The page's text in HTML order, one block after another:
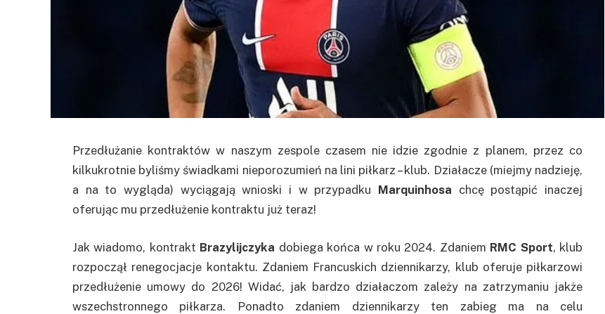
Przedłużanie kontraktów w naszym zespole czasem nie idzie zgodnie z planem, przez co
kilkukrotnie byliśmy świadkami nieporozumień na lini piłkarz – klub. Działacze (miejmy nadzieję,
a na to wygląda) wyciągają wnioski i w przypadku Marquinhosa chcę postąpić inaczej
oferując mu przedłużenie kontraktu już teraz!
Jak wiadomo, kontrakt Brazylijczyka dobiega końca w roku 2024. Zdaniem RMC Sport, klub
rozpoczął renegocjacje kontaktu. Zdaniem Francuskich dziennikarzy, klub oferuje piłkarzowi
przedłużenie umowy do 2026! Widać, jak bardzo działaczom zależy na zatrzymaniu jakże
wszechstronnego piłkarza. Ponadto zdaniem dziennikarzy ten zabieg ma na celu